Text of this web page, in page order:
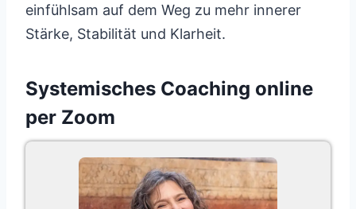
einfühlsam auf dem Weg zu mehr innerer
Stärke, Stabilität und Klarheit.
Systemisches Coaching online
per Zoom